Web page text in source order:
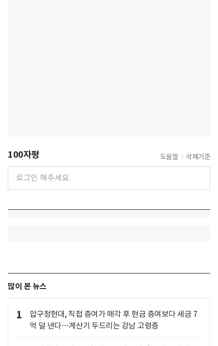
100자평 도움말 삭제기준
많이 본 뉴스
1
압구정현대, 직접 증여가 매각 후 현금 증여보다 세금 7
억 덜 낸다…계산기 두드리는 강남 고령층